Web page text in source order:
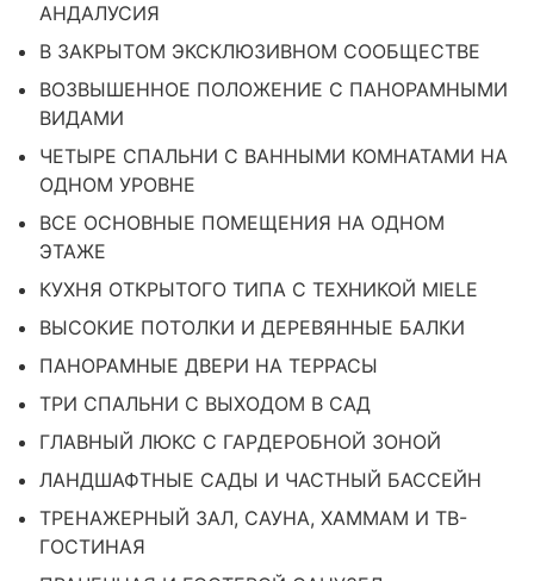
АНДАЛУСИЯ
В ЗАКРЫТОМ ЭКСКЛЮЗИВНОМ СООБЩЕСТВЕ
ВОЗВЫШЕННОЕ ПОЛОЖЕНИЕ С ПАНОРАМНЫМИ
ВИДАМИ
ЧЕТЫРЕ СПАЛЬНИ С ВАННЫМИ КОМНАТАМИ НА
ОДНОМ УРОВНЕ
ВСЕ ОСНОВНЫЕ ПОМЕЩЕНИЯ НА ОДНОМ
ЭТАЖЕ
КУХНЯ ОТКРЫТОГО ТИПА С ТЕХНИКОЙ MIELE
ВЫСОКИЕ ПОТОЛКИ И ДЕРЕВЯННЫЕ БАЛКИ
ПАНОРАМНЫЕ ДВЕРИ НА ТЕРРАСЫ
ТРИ СПАЛЬНИ С ВЫХОДОМ В САД
ГЛАВНЫЙ ЛЮКС С ГАРДЕРОБНОЙ ЗОНОЙ
ЛАНДШАФТНЫЕ САДЫ И ЧАСТНЫЙ БАССЕЙН
ТРЕНАЖЕРНЫЙ ЗАЛ, САУНА, ХАММАМ И ТВ-
ГОСТИНАЯ